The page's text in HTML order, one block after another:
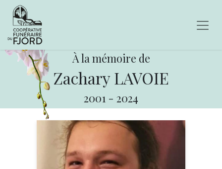
À la mémoire de
Zachary LAVOIE
2001 - 2024